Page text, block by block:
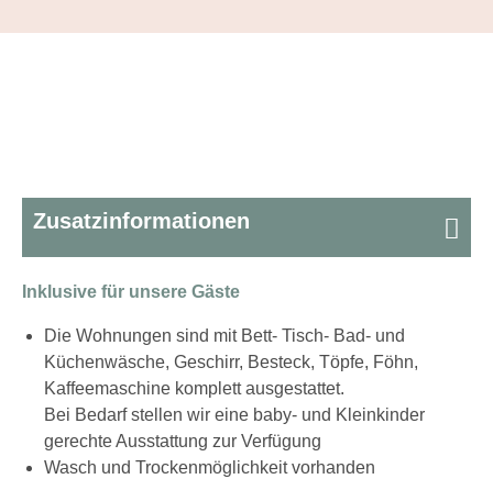
Zusatzinformationen
Inklusive für unsere Gäste
Die Wohnungen sind mit Bett- Tisch- Bad- und
Küchenwäsche, Geschirr, Besteck, Töpfe, Föhn,
Kaffeemaschine komplett ausgestattet.
Bei Bedarf stellen wir eine baby- und Kleinkinder
gerechte Ausstattung zur Verfügung
Wasch und Trockenmöglichkeit vorhanden